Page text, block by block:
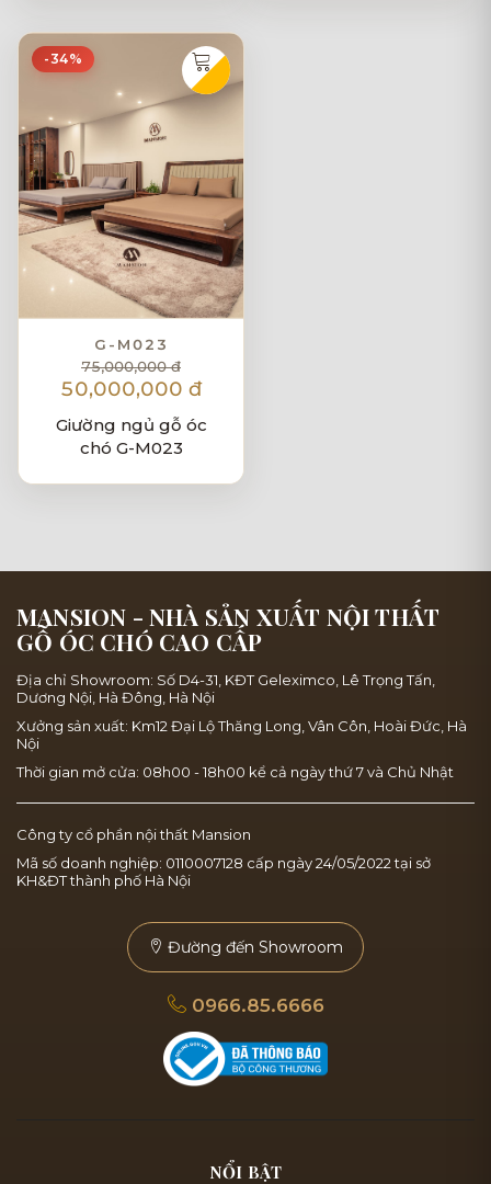
-34%
G-M023
75,000,000 đ
50,000,000 đ
Giường ngủ gỗ óc
chó G-M023
MANSION - NHÀ SẢN XUẤT NỘI THẤT
GỖ ÓC CHÓ CAO CẤP
Địa chỉ Showroom: Số D4-31, KĐT Geleximco, Lê Trọng Tấn,
Dương Nội, Hà Đông, Hà Nội
Xưởng sản xuất: Km12 Đại Lộ Thăng Long, Vân Côn, Hoài Đức, Hà
Nội
Thời gian mở cửa: 08h00 - 18h00 kể cả ngày thứ 7 và Chủ Nhật
Công ty cổ phần nội thất Mansion
Mã số doanh nghiệp: 0110007128 cấp ngày 24/05/2022 tại sở
KH&ĐT thành phố Hà Nội
Đường đến Showroom
0966.85.6666
NỔI BẬT